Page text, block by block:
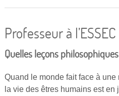
IA
Professeur à l’ESSEC
Quelles leçons
Quand le monde fait face à
la vie des êtres humains est en